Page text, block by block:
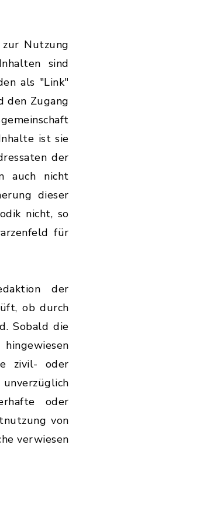
Nutzung
sind
als "Link"
den Zugang
ist sie
der
auch nicht
dieser
nicht, so
für
der
ob durch
Sobald die
zivil- oder
oder
von
verwiesen